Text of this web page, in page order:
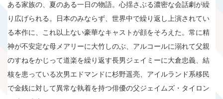
ある家族の、夏のある一日の物語。心揺さぶる濃密な会話劇が繰
り広げられる。日本のみならず、世界中で繰り返し上演されてい
る本作に、これ以上ない豪華なキャストが顔をそろえた。常に精
神が不安定な母メアリーに大竹しのぶ、アルコールに溺れて父親
のすねをかじって道楽を繰り返す長男ジェイミーに大倉忠義、結
核を患っている次男エドマンドに杉野遥亮、アイルランド系移民
で金銭に対して異常な執着を持つ俳優の父ジェイムズ・タイロン